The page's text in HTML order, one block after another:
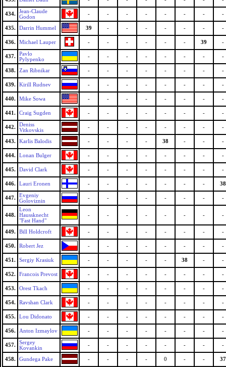
434.
Jean-Claude
Godon
- - - - - - - -
435. Darrin Hummel 39 - - - - - - -
436. Michael Lauper - - - - - - 39 -
437.
Pavlo
Pylypenko
- - - - - - - -
438. Zan Ribnikar - - - - - - - -
439. Kirill Rudnev - - - - - - - -
440. Mike Sowa - - - - - - - -
441. Craig Sugden - - - - - - - -
442.
Deniss
Vitkovskis
- - - - - - - -
443. Karlis Balodis - - - - 38 - - -
444. Lonan Bulger - - - - - - - -
445. David Clark - - - - - - - -
446. Lauri Eronen - - - - - - - 38
447.
Evgeniy
Goloviznin
- - - - - - - -
448.
Leon
Haussknecht
"Fast Hand"
- - - - - - - -
449. Bill Holdcroft - - - - - - - -
450. Robert Jez - - - - - - - -
451. Sergiy Krasiuk - - - - - 38 - -
452. Francois Prevost - - - - - - - -
453. Orest Tkach - - - - - - - -
454. Ravshan Clark - - - - - - - -
455. Lou Didonato - - - - - - - -
456. Anton Izmaylov - - - - - - - -
457.
Sergey
Kovankin
- - - - - - - -
458. Gundega Pake - - - - 0 - - 37